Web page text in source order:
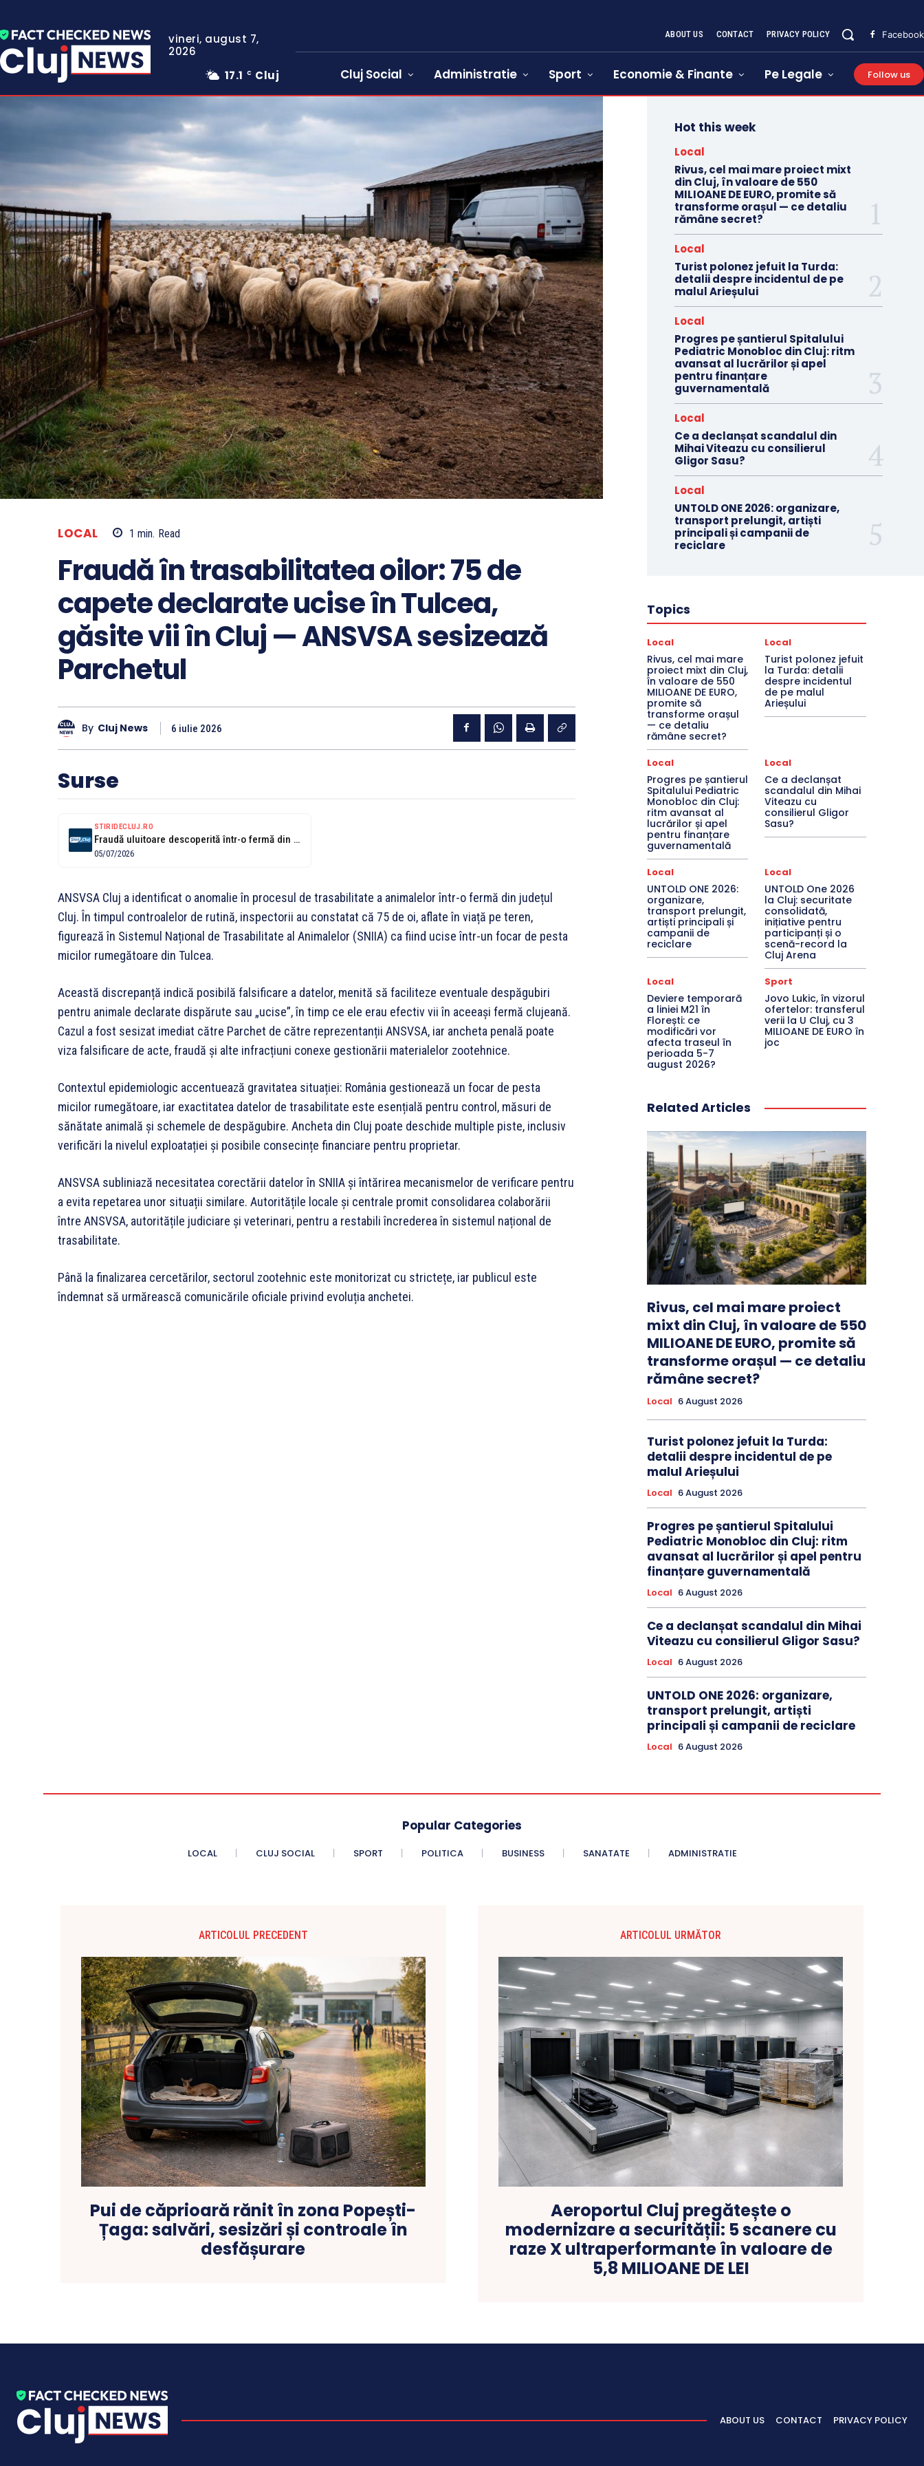
vineri, august 7,
2026
17.1
C Cluj
ABOUT US CONTACT PRIVACY POLICY Facebook
Cluj Social Administratie Sport Economie & Finante Pe Legale Follow us
LOCAL 1 min. Read
Fraudă în trasabilitatea oilor: 75 de
capete declarate ucise în Tulcea,
găsite vii în Cluj — ANSVSA sesizează
Parchetul
By Cluj News 6 iulie 2026
Surse
STIRIDECLUJ.RO
Fraudă uluitoare descoperită într-o fermă din Cluj: zeci de oi „ucise” pe...
05/07/2026
ANSVSA Cluj a identificat o anomalie în procesul de trasabilitate a animalelor într-o fermă din județul
Cluj. În timpul controalelor de rutină, inspectorii au constatat că 75 de oi, aflate în viață pe teren,
figurează în Sistemul Național de Trasabilitate al Animalelor (SNIIA) ca fiind ucise într-un focar de pesta
micilor rumegătoare din Tulcea.
Această discrepanță indică posibilă falsificare a datelor, menită să faciliteze eventuale despăgubiri
pentru animale declarate dispărute sau „ucise”, în timp ce ele erau efectiv vii în aceeași fermă clujeană.
Cazul a fost sesizat imediat către Parchet de către reprezentanții ANSVSA, iar ancheta penală poate
viza falsificare de acte, fraudă și alte infracțiuni conexe gestionării materialelor zootehnice.
Contextul epidemiologic accentuează gravitatea situației: România gestionează un focar de pesta
micilor rumegătoare, iar exactitatea datelor de trasabilitate este esențială pentru control, măsuri de
sănătate animală și schemele de despăgubire. Ancheta din Cluj poate deschide multiple piste, inclusiv
verificări la nivelul exploatației și posibile consecințe financiare pentru proprietar.
ANSVSA subliniază necesitatea corectării datelor în SNIIA și întărirea mecanismelor de verificare pentru
a evita repetarea unor situații similare. Autoritățile locale și centrale promit consolidarea colaborării
între ANSVSA, autoritățile judiciare și veterinari, pentru a restabili încrederea în sistemul național de
trasabilitate.
Până la finalizarea cercetărilor, sectorul zootehnic este monitorizat cu strictețe, iar publicul este
îndemnat să urmărească comunicările oficiale privind evoluția anchetei.
Hot this week
Local
Rivus, cel mai mare proiect mixt
din Cluj, în valoare de 550
MILIOANE DE EURO, promite să
transforme orașul — ce detaliu
rămâne secret?
Local
Turist polonez jefuit la Turda:
detalii despre incidentul de pe
malul Arieșului
Local
Progres pe șantierul Spitalului
Pediatric Monobloc din Cluj: ritm
avansat al lucrărilor și apel
pentru finanțare
guvernamentală
Local
Ce a declanșat scandalul din
Mihai Viteazu cu consilierul
Gligor Sasu?
Local
UNTOLD ONE 2026: organizare,
transport prelungit, artiști
principali și campanii de
reciclare
Topics
Local
Rivus, cel mai mare
proiect mixt din Cluj,
în valoare de 550
MILIOANE DE EURO,
promite să
transforme orașul
— ce detaliu
rămâne secret?
Local
Turist polonez jefuit
la Turda: detalii
despre incidentul
de pe malul
Arieșului
Local
Progres pe șantierul
Spitalului Pediatric
Monobloc din Cluj:
ritm avansat al
lucrărilor și apel
pentru finanțare
guvernamentală
Local
Ce a declanșat
scandalul din Mihai
Viteazu cu
consilierul Gligor
Sasu?
Local
UNTOLD ONE 2026:
organizare,
transport prelungit,
artiști principali și
campanii de
reciclare
Local
UNTOLD One 2026
la Cluj: securitate
consolidată,
inițiative pentru
participanți și o
scenă-record la
Cluj Arena
Local
Deviere temporară
a liniei M21 în
Florești: ce
modificări vor
afecta traseul în
perioada 5-7
august 2026?
Sport
Jovo Lukic, în vizorul
ofertelor: transferul
verii la U Cluj, cu 3
MILIOANE DE EURO în
joc
Related Articles
Rivus, cel mai mare proiect
mixt din Cluj, în valoare de 550
MILIOANE DE EURO, promite să
transforme orașul — ce detaliu
rămâne secret?
Local 6 August 2026
Turist polonez jefuit la Turda:
detalii despre incidentul de pe
malul Arieșului
Local 6 August 2026
Progres pe șantierul Spitalului
Pediatric Monobloc din Cluj: ritm
avansat al lucrărilor și apel pentru
finanțare guvernamentală
Local 6 August 2026
Ce a declanșat scandalul din Mihai
Viteazu cu consilierul Gligor Sasu?
Local 6 August 2026
UNTOLD ONE 2026: organizare,
transport prelungit, artiști
principali și campanii de reciclare
Local 6 August 2026
Popular Categories
LOCAL CLUJ SOCIAL SPORT POLITICA BUSINESS SANATATE ADMINISTRATIE
ARTICOLUL PRECEDENT
Pui de căprioară rănit în zona Popești-
Țaga: salvări, sesizări și controale în
desfășurare
ARTICOLUL URMĂTOR
Aeroportul Cluj pregătește o
modernizare a securității: 5 scanere cu
raze X ultraperformante în valoare de
5,8 MILIOANE DE LEI
ABOUT US CONTACT PRIVACY POLICY